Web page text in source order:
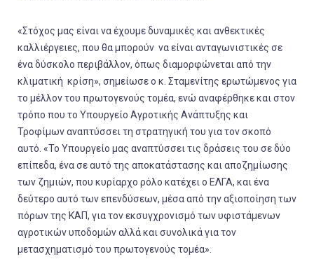
«Στόχος μας είναι να έχουμε δυναμικές και ανθεκτικές
καλλιέργειες, που θα μπορούν να είναι ανταγωνιστικές σε
ένα δύσκολο περιβάλλον, όπως διαμορφώνεται από την
κλιματική κρίση», σημείωσε ο κ. Σταμενίτης ερωτώμενος για
το μέλλον του πρωτογενούς τομέα, ενώ αναφέρθηκε και στον
τρόπο που το Υπουργείο Αγροτικής Ανάπτυξης και
Τροφίμων αναπτύσσει τη στρατηγική του για τον σκοπό
αυτό. «Το Υπουργείο μας αναπτύσσει τις δράσεις του σε δύο
επίπεδα, ένα σε αυτό της αποκατάστασης και αποζημίωσης
των ζημιών, που κυρίαρχο ρόλο κατέχει ο ΕΛΓΑ, και ένα
δεύτερο αυτό των επενδύσεων, μέσα από την αξιοποίηση των
πόρων της ΚΑΠ, για τον εκσυγχρονισμό των υφιστάμενων
αγροτικών υποδομών αλλά και συνολικά για τον
μετασχηματισμό του πρωτογενούς τομέα».